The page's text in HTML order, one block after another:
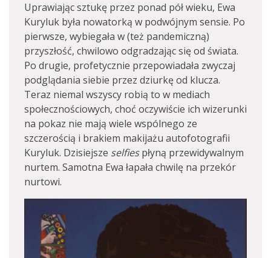
Uprawiając sztukę przez ponad pół wieku, Ewa
Kuryluk była nowatorką w podwójnym sensie. Po
pierwsze, wybiegała w (też pandemiczną)
przyszłość, chwilowo odgradzając się od świata.
Po drugie, profetycznie przepowiadała zwyczaj
podglądania siebie przez dziurkę od klucza.
Teraz niemal wszyscy robią to w mediach
społecznościowych, choć oczywiście ich wizerunki
na pokaz nie mają wiele wspólnego ze
szczerością i brakiem makijażu autofotografii
Kuryluk. Dzisiejsze selfiespłyną przewidywalnym
nurtem. Samotna Ewa łapała chwilę na przekór
nurtowi.